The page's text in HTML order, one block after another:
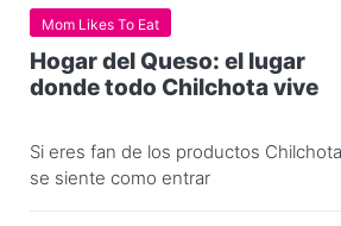
Mom Likes To Eat
Hogar del Queso: el lugar
donde todo Chilchota vive
Si eres fan de los productos
se siente como entrar